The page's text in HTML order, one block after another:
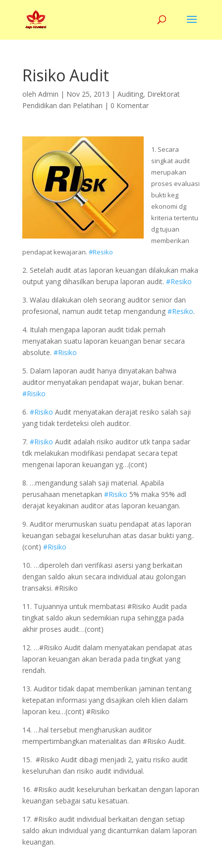
Risiko Audit
oleh Admin | Nov 25, 2013 | Auditing, Direktorat
Pendidikan dan Pelatihan | 0 Komentar
1. Secara
singkat audit
merupakan
proses evaluasi
bukti keg
ekonomi dg
kriteria tertentu
dg tujuan
memberikan
pendapat kewajaran. #Resiko
2. Setelah audit atas laporan keuangan dilakukan maka
output yang dihasilkan berupa laporan audit. #Resiko
3. Walau dilakukan oleh seorang auditor senior dan
profesional, namun audit tetap mengandung #Resiko.
4. Itulah mengapa laporan audit tidak pernah
menyatakan suatu laporan keuangan benar secara
absolute. #Risiko
5. Dalam laporan audit hanya dinyatakan bahwa
auditor menyatakan pendapat wajar, bukan benar.
#Risiko
6. #Risiko Audit menyatakan derajat resiko salah saji
yang tidak terdeteksi oleh auditor.
7. #Risiko Audit adalah risiko auditor utk tanpa sadar
tdk melakukan modifikasi pendapat secara tepat
mengenai laporan keuangan yg…(cont)
8. …mengandung salah saji material. Apabila
perusahaan menetapkan #Risiko 5% maka 95% adl
derajat keyakinan auditor atas laporan keuangan.
9. Auditor merumuskan suatu pendapat atas laporan
keuangan sebagai keseluruhan atas dasar bukti yang..
(cont) #Risiko
10. …diperoleh dari verifikasi asersi yang berkaitan
dengan saldo akun secara individual atau golongan
transaksi. #Risiko
11. Tujuannya untuk membatasi #Risiko Audit pada
tingkat saldo akun sedemikian rupa sehingga pada
akhir proses audit…(cont)
12. …#Risiko Audit dalam menyatakan pendapat atas
laporan keuangan akan berada pada tingkat yang
rendah.
13. Auditor tidak dapat memberikan jaminan tentang
ketepatan informasi yang disajikan oleh klien dalam
laporan keu…(cont) #Risiko
14. …hal tersebut mengharuskan auditor
mempertimbangkan materialitas dan #Risiko Audit.
15. #Risiko Audit dibagi menjadi 2, yaitu risiko audit
keseluruhan dan risiko audit individual.
16. #Risiko audit keseluruhan berkaitan dengan laporan
keuangan sebagai satu kesatuan.
17. #Risiko audit individual berkaitan dengan setiap
saldo akun individual yang dicantumkan dalam laporan
keuangan.